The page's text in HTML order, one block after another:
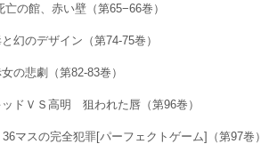
の館、赤い壁（第65−66巻）
幻のデザイン（第74-75巻）
の悲劇（第82-83巻）
ドＶＳ高明 狙われた唇（第96巻）
マスの完全犯罪[パーフェクトゲーム]（第97巻）